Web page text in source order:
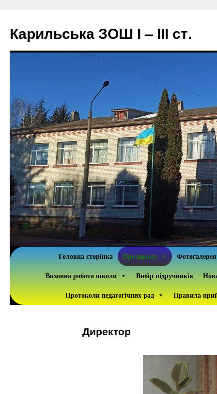
вмісту
Карильська ЗОШ І – ІІІ ст.
Головна сторінка Про школу
Фотогалерея
Виховна робота школи
Вибір підручників
Протоколи педагогічних рад
Правила
Директор